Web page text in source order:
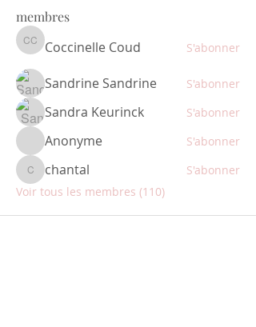
membres
Coccinelle Coud
Coccinelle Coud S'abonner
Sandrine Sandrine S'abonner
Sandra Keurinck S'abonner
Anonyme S'abonner
chantalchantal
S'abonner
Voir tous les membres (110)